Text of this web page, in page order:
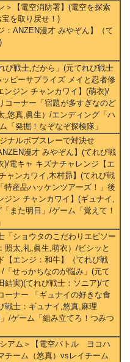
＞【電空消防署】(電空を探索
を取り戻せ！)
：ANZEN漫才 みやぞん】（て
び戦士,だから」(元てれび戦士
ピーサプライズ メイと忍者修
ンジン チャンカワイ】(萌衣)/
コーナー「宿題が多すぎなのど
,悠真,眞生）/エンディング「ハ
「発掘！なぞなぞ探検隊」
ナルボブスレーで対決せ
漫才 みやぞん】(てれび戦
)/電キャ キズナチャレンジ【エ
ャンカワイ,木村昴】(てれび戦
特産品ハッケンツアーズ！」後
ジン チャンカワイ】(ギュナイ,
また明日」/ゲーム「覚えて！
「ショウタのこだわりエピソー
照太,礼,眞生,萌衣）/ビシッと
【エンジ：和牛】（てれび戦
「せっかちなのが悩み」(元て
結実)(てれび戦士：ソニア)/て
ーナー 「ギュナイの好きな食
戦士：ギュナイ,悠真,麻理
/ゲーム「組み立てろ！つみつ
アム＞【電空バトル ヨコハ
チーム（悠真）vsレイチーム